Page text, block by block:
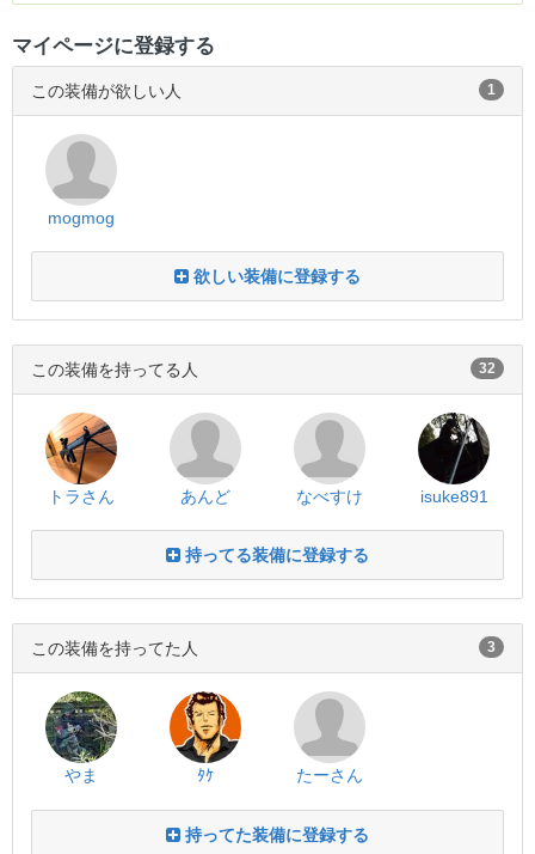
マイページに登録する
この装備が欲しい人 1
mogmog
欲しい装備に登録する
この装備を持ってる人 32
トラさん あんど なべすけ isuke891
持ってる装備に登録する
この装備を持ってた人 3
やま ﾀｹ たーさん
持ってた装備に登録する